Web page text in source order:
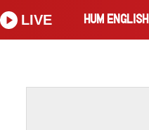
HUM ENGLISH
LIVE